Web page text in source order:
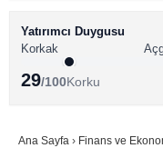
BİTCOİN HABERLERİ
ALTCOİN HABERLERİ
SÖZLÜK
Yatırımcı Duygusu
Korkak
29/100Korku
Ana Sayfa › Finans ve